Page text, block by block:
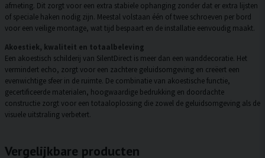
afmeting. Dit zorgt voor een extra stabiele ophanging zonder dat er extra lijsten
of speciale haken nodig zijn. Meestal volstaan één of twee schroeven per bord
voor een veilige montage, wat tijd bespaart en de installatie eenvoudig maakt.
Akoestiek, kwaliteit en totaalbeleving
Een akoestisch schilderij van SilentDirect is meer dan een wanddecoratie. Het
vermindert echo, zorgt voor een zachtere geluidsomgeving en creëert een
evenwichtige sfeer in de ruimte. De combinatie van akoestische functie,
gecertificeerde materialen, hoogwaardige bedrukking en doordachte
constructie zorgt voor een totaaloplossing die zowel de geluidsomgeving als de
visuele uitstraling verbetert.
Vergelijkbare producten